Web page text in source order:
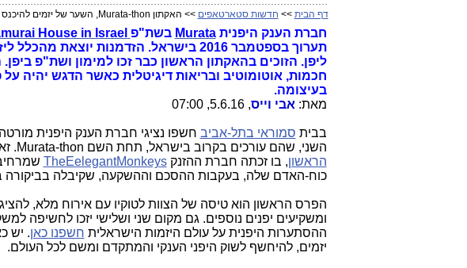
דף הבית >> חדשות סטארטאפים >> האקתון Murata-thon, השער של יזמים להיכנס ולהצליח ביפן
חברת הענק היפניתMurata בשת"פ
תערוך בספטמבר 2016 בישראל. הזדמנות
חכמות, אוטומוטיב ובריאות דיגיטלית כאשר הדגש יהיה
בעיצומה.
מאת: אבי וייס, 5.6.16, 07:00
בבית סמוראי בתל-אביב חשפו נציגי חברת הענק היפנית
השני, שהם עורכים בקרוב בישראל, תחת השם Murata-thon. זאת, אחרי ההצלחה של
הראשון, בו זכתה חברת ההזנקTheEelegantMonkeys
כוח-האדם שלה, בעקבות ההסכם וההשקעה, שקיבלה בביקורה
הפרס הראשון הוא טיסה של הצוות לטוקיו עם אירוח מלא,
ומשקיעים יפנים נוספים. גם מקום שני ושלישי יזכו לחשיפה
ההסתערות היפנית על עולם היזמות הישראלית חשפנו כאן. יש
יזמים, להיחשף לשוק היפני הענקי והמתקדם ומשם לכל העולם.